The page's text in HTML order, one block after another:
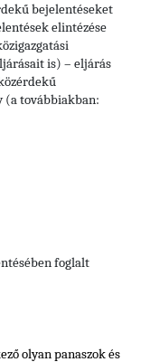
bejelentéseket
elintézése
is) – eljárás
(a továbbiakban:
foglalt
olyan panaszok és